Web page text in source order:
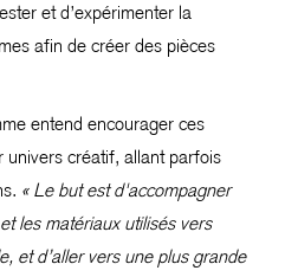
et d’expérimenter la
afin de créer des pièces
entend encourager ces
univers créatif, allant parfois
« Le but est d'accompagner
les matériaux utilisés vers
et d’aller vers une plus grande